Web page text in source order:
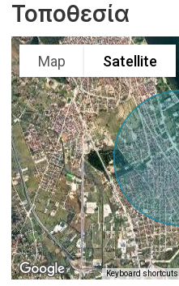
Τοποθεσία
Map Satellite
Keyboard shortcuts